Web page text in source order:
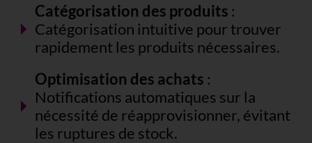
Catégorisation des produits :
Catégorisation intuitive pour trouver
rapidement les produits nécessaires.
Optimisation des achats :
Notifications automatiques sur la
nécessité de réapprovisionner, évitant
les ruptures de stock.